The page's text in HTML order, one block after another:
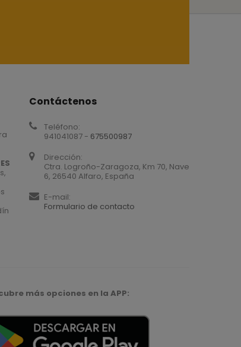
Contáctenos
Teléfono:
941041087 - 675500987
Dirección:
Ctra. Logroño-Zaragoza, Km 70, Nave
6, 26540 Alfaro, España
E-mail:
Formulario de contacto
más opciones en la APP: